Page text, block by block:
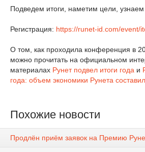
Подведем итоги, наметим цели,
Регистрация: https://runet-id.com/event/
О том, как проходила конференция в
можно прочитать на официальном
материалах Рунет подвел итоги года и
года: объем экономики Рунета
Похожие новости
Продлён приём заявок на Премию